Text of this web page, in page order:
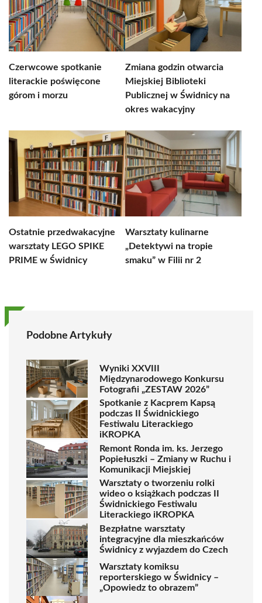
Czerwcowe spotkanie
literackie poświęcone
górom i morzu
Zmiana godzin otwarcia
Miejskiej Biblioteki
Publicznej w Świdnicy na
okres wakacyjny
Ostatnie przedwakacyjne
warsztaty LEGO SPIKE
PRIME w Świdnicy
Warsztaty kulinarne
„Detektywi na tropie
smaku” w Filii nr 2
Podobne Artykuły
Wyniki XXVIII
Międzynarodowego Konkursu
Fotografii „ZESTAW 2026”
Spotkanie z Kacprem Kapsą
podczas II Świdnickiego
Festiwalu Literackiego
iKROPKA
Remont Ronda im. ks. Jerzego
Popiełuszki – Zmiany w Ruchu i
Komunikacji Miejskiej
Warsztaty o tworzeniu rolki
wideo o książkach podczas II
Świdnickiego Festiwalu
Literackiego iKROPKA
Bezpłatne warsztaty
integracyjne dla mieszkańców
Świdnicy z wyjazdem do Czech
Warsztaty komiksu
reporterskiego w Świdnicy –
„Opowiedz to obrazem”